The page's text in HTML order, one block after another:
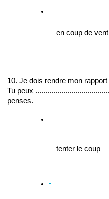
en coup de vent
10. Je dois rendre mon
Tu peux
penses.
tenter le coup